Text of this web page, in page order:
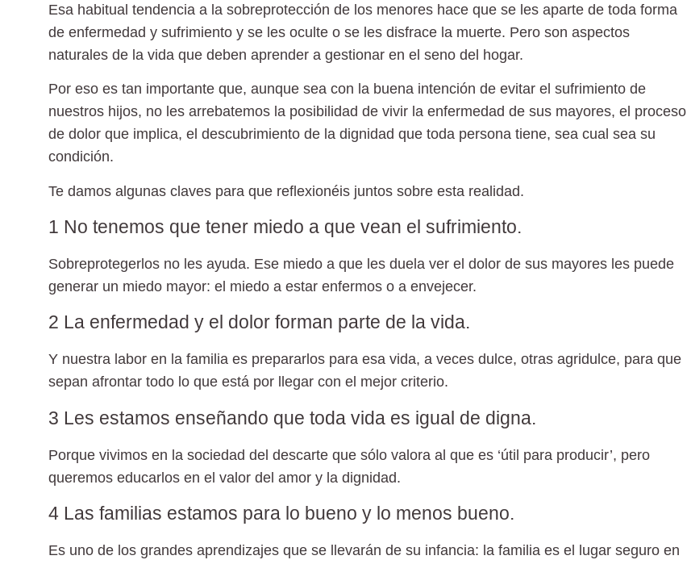
Esa habitual tendencia a la sobreprotección de los menores hace que se les aparte de toda forma
de enfermedad y sufrimiento y se les oculte o se les disfrace la muerte. Pero son aspectos
naturales de la vida que deben aprender a gestionar en el seno del hogar.
Por eso es tan importante que, aunque sea con la buena intención de evitar el sufrimiento de
nuestros hijos, no les arrebatemos la posibilidad de vivir la enfermedad de sus mayores, el proceso
de dolor que implica, el descubrimiento de la dignidad que toda persona tiene, sea cual sea su
condición.
Te damos algunas claves para que reflexionéis juntos sobre esta realidad.
1 No tenemos que tener miedo a que vean el sufrimiento.
Sobreprotegerlos no les ayuda. Ese miedo a que les duela ver el dolor de sus mayores les puede
generar un miedo mayor: el miedo a estar enfermos o a envejecer.
2 La enfermedad y el dolor forman parte de la vida.
Y nuestra labor en la familia es prepararlos para esa vida, a veces dulce, otras agridulce, para que
sepan afrontar todo lo que está por llegar con el mejor criterio.
3 Les estamos enseñando que toda vida es igual de digna.
Porque vivimos en la sociedad del descarte que sólo valora al que es ‘útil para producir’, pero
queremos educarlos en el valor del amor y la dignidad.
4 Las familias estamos para lo bueno y lo menos bueno.
Es uno de los grandes aprendizajes que se llevarán de su infancia: la familia es el lugar seguro en